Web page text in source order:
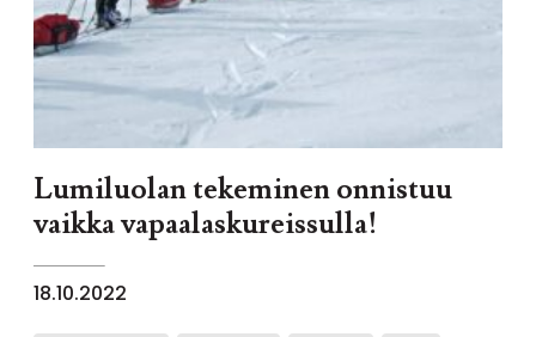
Lumiluolan tekeminen onnistuu
vaikka vapaalaskureissulla!
18.10.2022